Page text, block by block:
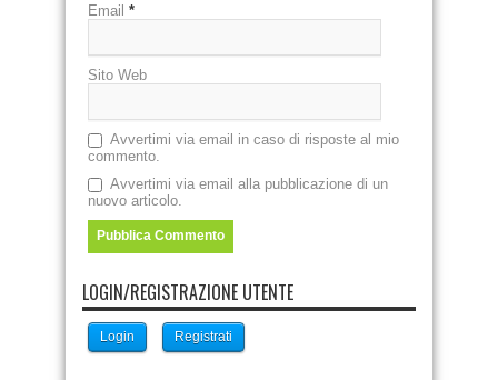
Email *
Sito Web
Avvertimi via email in caso di risposte al mio
commento.
Avvertimi via email alla pubblicazione di un
nuovo articolo.
LOGIN/REGISTRAZIONE UTENTE
Login Registrati